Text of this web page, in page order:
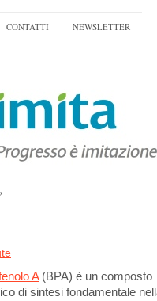
CONTATTI NEWSLETTER
A(BPA) è un composto
di sintesi fondamentale